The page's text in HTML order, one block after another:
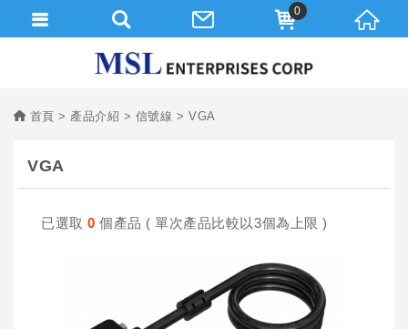
首頁 產品介紹 信號線 VGA
VGA
已選取 0個產品 ( 單次產品比較以3個為上限 )
0